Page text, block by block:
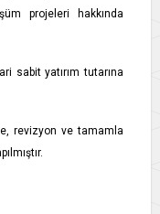
projeleri hakkında
sabit yatırım tutarına
revizyon ve tamamla